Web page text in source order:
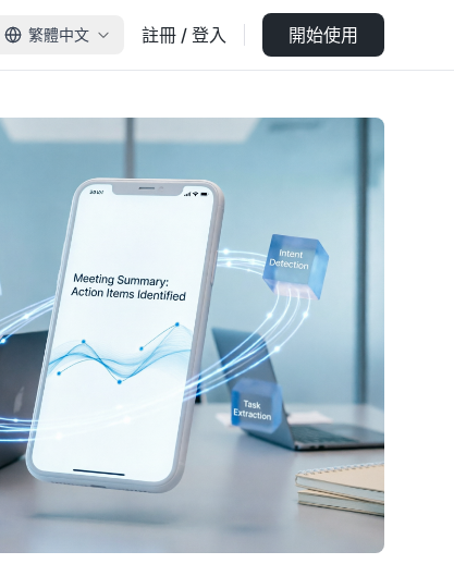
繁體中文 註冊 / 登入 開始使用